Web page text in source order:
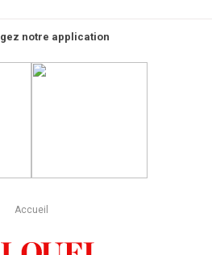
notre application
Accueil